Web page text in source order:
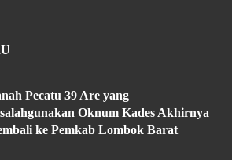
Pecatu 39 Are yang
Oknum Kades Akhirnya
ke Pemkab Lombok Barat